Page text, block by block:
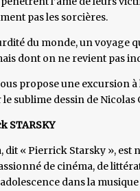
pas les sorcières.
du monde, un voyage
dont on ne revient pas
propose une excursion à
sublime dessin de Nicolas
STARSKY
« Pierrick Starsky », est
de cinéma, de
dans la